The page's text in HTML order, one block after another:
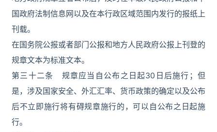
国政府法制信息网以及在本行政区域范围内发行的报纸上
刊载。
在国务院公报或者部门公报和地方人民政府公报上刊登的
规章文本为标准文本。
第三十二条 规章应当自公布之日起30日后施行；但
是，涉及国家安全、外汇汇率、货币政策的确定以及公布
后不立即施行将有碍规章施行的，可以自公布之日起施
行。